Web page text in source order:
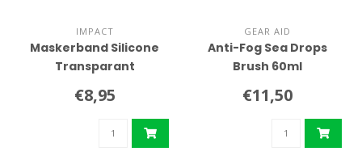
IMPACT
Maskerband Silicone
Transparant
€8,95
GEAR AID
Anti-Fog Sea Drops
Brush 60ml
€11,50